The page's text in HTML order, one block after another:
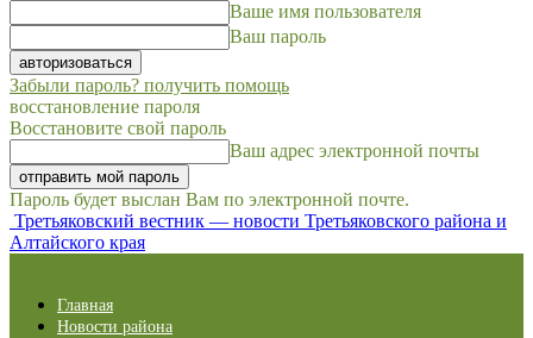
Ваше имя пользователя
Ваш пароль
Забыли пароль? получить помощь
восстановление пароля
Восстановите свой пароль
Ваш адрес электронной почты
Пароль будет выслан Вам по электронной почте.
Третьяковский вестник — новости Третьяковского района и
Алтайского края
Главная
Новости района